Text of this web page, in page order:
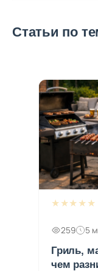
Статьи по
★★★★★
259 5
Гриль,
чем